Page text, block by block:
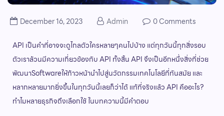
December 16, 2023 Admin 0 Comments
API เป็นคำที่อาจจะดูไกลตัวใครหลายๆคนไปบ้าง แต่ทุกวันนี้ทุกสิ่งรอบ
ตัวเราล้วนมีความเกี่ยวข้องกับ API ทั้งสิ้นAPI จึงเป็นอีกหนึ่งสิ่งที่ช่วย
พัฒนาSoftwareให้ก้าวหน้านำไปสู่นวัตกรรมเทคโนโลยีที่ทันสมัย และ
หลากหลายมากยิ่งขึ้นในทุกวันนี้เลยก็ว่าได้แท้ที่จริงแล้ว API คืออะไร?
ทำไมหลายธุรกิจถึงเลือกใช้ ในบทความนี้มีคำตอบ